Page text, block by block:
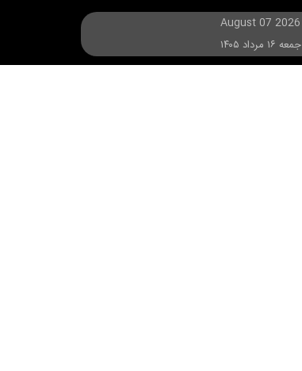
August 07 2026
جمعه ۱۶ مرداد ۱۴۰۵